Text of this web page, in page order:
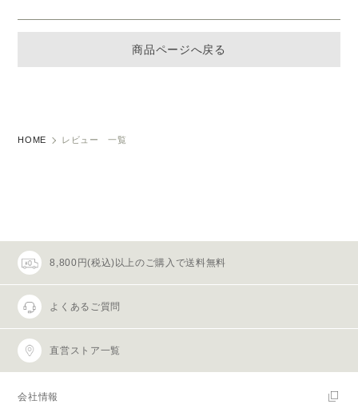
商品ページへ戻る
HOME レビュー 一覧
8,800円(税込)以上のご購入で送料無料
よくあるご質問
直営ストア一覧
会社情報